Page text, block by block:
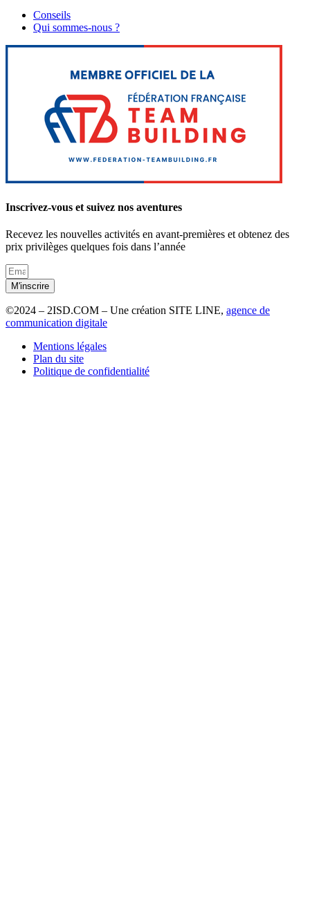
Conseils
Qui sommes-nous ?
Inscrivez-vous et suivez nos aventures
Recevez les nouvelles activités en avant-premières et obtenez des
prix privilèges quelques fois dans l’année
M'inscrire
©2024 – 2ISD.COM – Une création SITE LINE, agence de
communication digitale
Mentions légales
Plan du site
Politique de confidentialité